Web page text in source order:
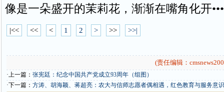
像是一朵盛开的茉莉花，渐渐在嘴角化开
|<< << < 1 2 > >> >>|
(责任编辑：
·上一篇： 张宪廷：纪念中国共产党成立93周年（组图）
·下一篇： 方涛、胡海颖、蒋超亮：农大与信师志愿者偶相遇，红色教育与服务意